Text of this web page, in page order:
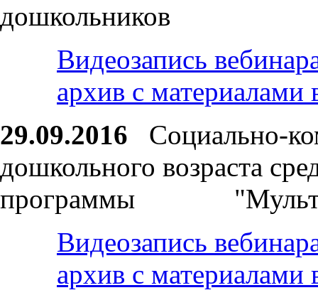
дошкольников
Видеозапись
архив с материалами
29.09.2016 Социально-
дошкольного возраста
программы
Видеозапись
архив с материалами